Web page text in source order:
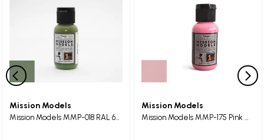
Mission Models
Mission Models MMP-018 RAL 6011 Resdeagrun Maket Boyası 30ml
Mission Models
Mission Models MMP-175 Pink Maket Boyası 30ml